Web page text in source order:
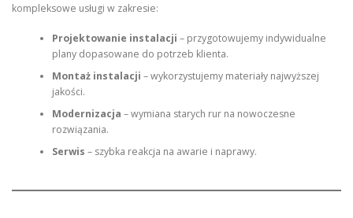
kompleksowe usługi w zakresie:
Projektowanie instalacji – przygotowujemy indywidualne
plany dopasowane do potrzeb klienta.
Montaż instalacji – wykorzystujemy materiały najwyższej
jakości.
Modernizacja – wymiana starych rur na nowoczesne
rozwiązania.
Serwis – szybka reakcja na awarie i naprawy.